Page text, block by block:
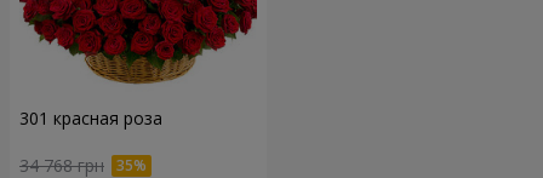
301 красная роза
34 768 грн